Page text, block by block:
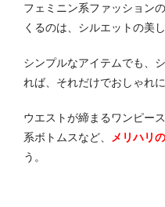
フェミニン系ファッション
くるのは、シルエットの美し
シンプルなアイテムでも、
れば、それだけでおしゃれに
ウエストが締まるワンピー
系ボトムスなど、
メリハリ
う。